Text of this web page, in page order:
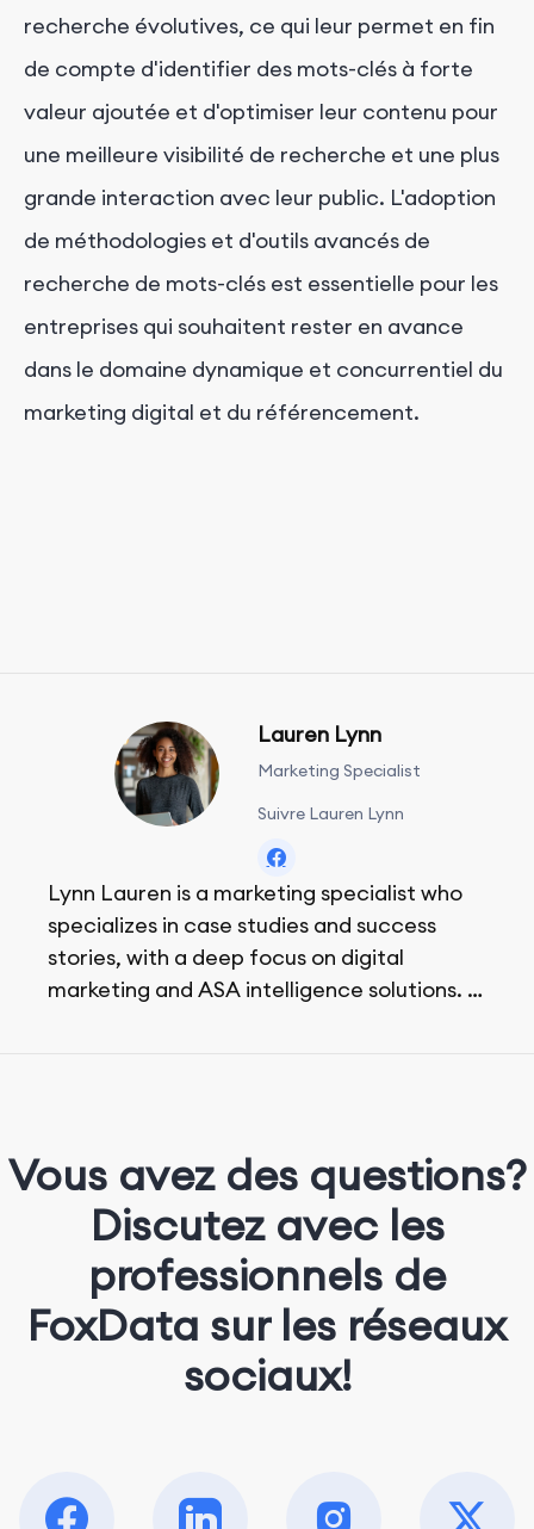
recherche évolutives, ce qui leur permet en fin
de compte d'identifier des mots-clés à forte
valeur ajoutée et d'optimiser leur contenu pour
une meilleure visibilité de recherche et une plus
grande interaction avec leur public. L'adoption
de méthodologies et d'outils avancés de
recherche de mots-clés est essentielle pour les
entreprises qui souhaitent rester en avance
dans le domaine dynamique et concurrentiel du
marketing digital et du référencement.
Lauren Lynn
Marketing Specialist
Suivre Lauren Lynn
Lynn Lauren is a marketing specialist who
specializes in case studies and success
stories, with a deep focus on digital
marketing and ASA intelligence solutions.
Vous avez des questions?
Discutez avec les
professionnels de
FoxData sur les réseaux
sociaux!